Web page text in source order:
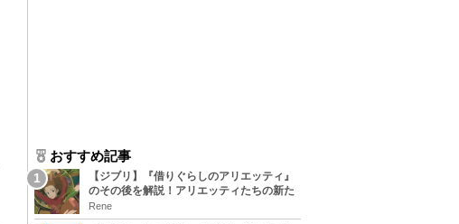
おすすめ記事
【ジブリ】『借りぐらしのアリエッティ』
のその後を解説！アリエッティたちの新た
な住処は？翔の病気は治る？
Rene